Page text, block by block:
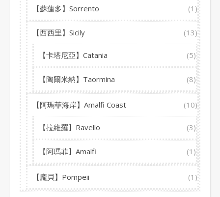
【蘇蓮多】Sorrento (1)
【西西里】Sicily (13)
【卡塔尼亞】Catania (5)
【陶爾米納】Taormina (8)
【阿瑪菲海岸】Amalfi Coast (10)
【拉維羅】Ravello (3)
【阿瑪菲】Amalfi (1)
【龐貝】Pompeii (1)